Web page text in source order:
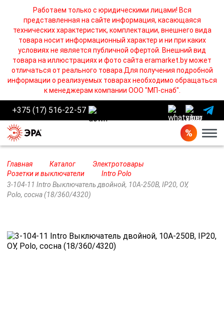
Работаем только с юридическими лицами! Вся
представленная на сайте информация, касающаяся
технических характеристик, комплектации, внешнего вида
товара носит информационный характер и ни при каких
условиях не является публичной офертой. Внешний вид
товара на иллюстрациях и фото сайта eramarket.by может
отличаться от реального товара.Для получения подробной
информации о реализуемых товарах необходимо обращаться
к менеджерам компании ООО "МП-снаб".
+375 (17) 516-22-57
Главная Каталог
Электротовары
Розетки и выключатели
Intro Polo
3-104-11 Intro Выключатель двойной, 10А-250В, IP20, ОУ,
Polo, сосна (18/360/4320)